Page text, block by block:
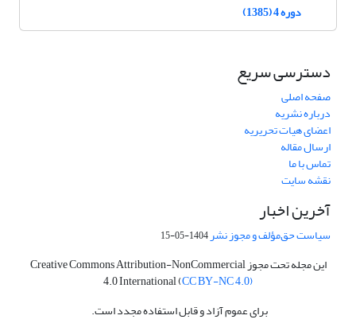
دوره 4 (1385)
دسترسی سریع
صفحه اصلی
درباره نشریه
اعضای هیات تحریریه
ارسال مقاله
تماس با ما
نقشه سایت
آخرین اخبار
سیاست حق‌مؤلف و مجوز نشر1404-05-15
این مجله تحت مجوز Creative Commons Attribution-NonCommercial
4.0 International (CC BY-NC 4.0)
برای عموم آزاد و قابل استفاده مجدد است.